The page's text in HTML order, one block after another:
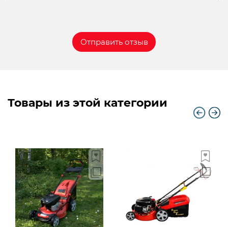
Товары из этой категории